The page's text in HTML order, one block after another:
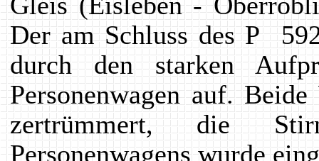
Der am Schluss des P
durch den starken
Personenwagen auf.
zertrümmert, die
Personenwagens wurde